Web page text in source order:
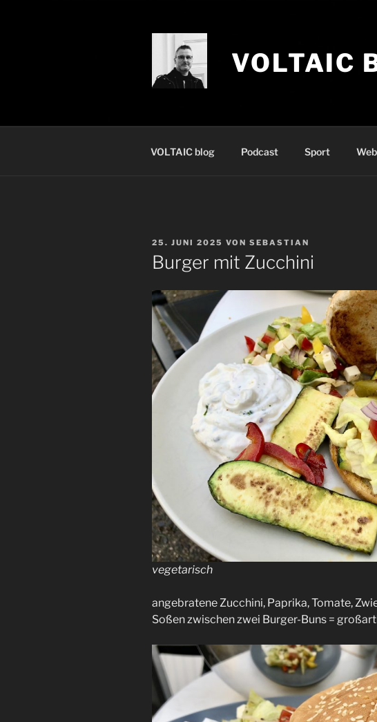
VOLTAIC
VOLTAIC blog Podcast Sport
VERÖFFENTLICHT
AM
25. JUNI 2025 VON SEBASTIAN
Burger mit Zucchini
vegetarisch
angebratene Zucchini, Paprika, Tomate,
Soßen zwischen zwei Burger-Buns =